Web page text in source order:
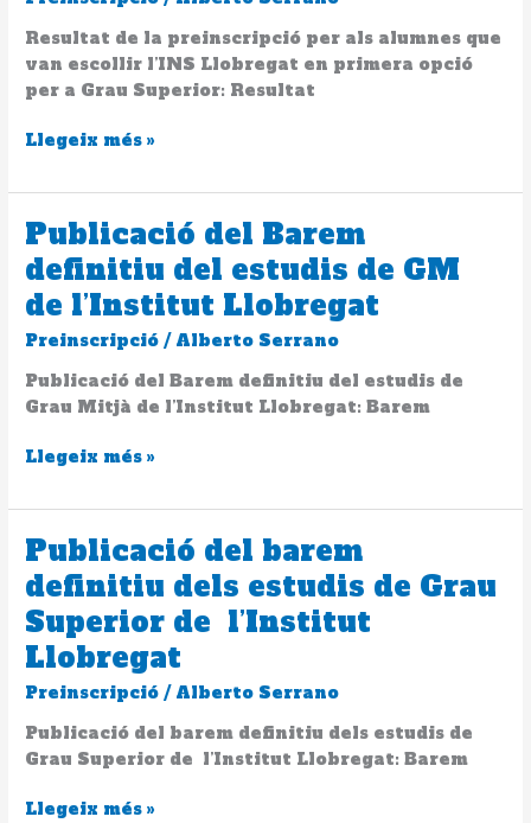
Resultat de la preinscripció per als alumnes que
van escollir l’INS Llobregat en primera opció
per a Grau Superior: Resultat
escollir
l’INS
Llobregat
en
primera
a
Grau
Superior
Llegeix més »
Publicació del Barem
definitiu del estudis de GM
de l’Institut Llobregat
Preinscripció / Alberto Serrano
Publicació del Barem definitiu del estudis de
Grau Mitjà de l’Institut Llobregat: Barem
Publicació
del
Barem
definitiu
del
de
GM
l’Institut
Llegeix més »
Publicació del barem
definitiu dels estudis de Grau
Superior de l’Institut
Llobregat
Preinscripció / Alberto Serrano
Publicació del barem definitiu dels estudis de
Grau Superior de l’Institut Llobregat: Barem
Publicació
del
barem
definitiu
dels
de
Grau
Superior
l’Institut
Llegeix més »